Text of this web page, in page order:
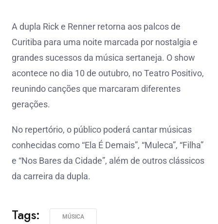
A dupla Rick e Renner retorna aos palcos de
Curitiba para uma noite marcada por nostalgia e
grandes sucessos da música sertaneja. O show
acontece no dia 10 de outubro, no Teatro Positivo,
reunindo canções que marcaram diferentes
gerações.
No repertório, o público poderá cantar músicas
conhecidas como “Ela É Demais”, “Muleca”, “Filha”
e “Nos Bares da Cidade”, além de outros clássicos
da carreira da dupla.
Tags: MÚSICA